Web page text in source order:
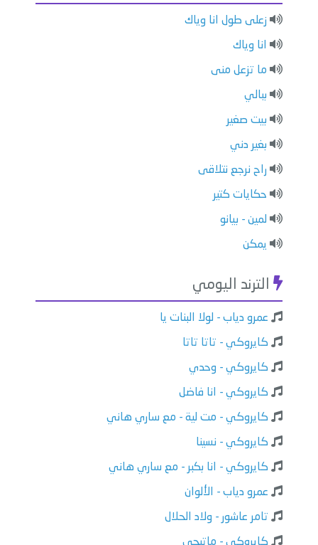
زعلى طول انا وياك
انا وياك
ما تزعل منى
ببالي
بيت صغير
بغير دني
راح نرجع نتلاقى
حكايات كتير
لمين - بيانو
يمكن
الترند اليومي
عمرو دياب - لولا البنات يا
كايروكي - تاتا تاتا
كايروكي - وحدي
كايروكي - انا فاضل
كايروكي - مت لية - مع ساري هاني
كايروكي - نسينا
كايروكي - انا بكبر - مع ساري هاني
عمرو دياب - الألوان
تامر عاشور - ولاد الحلال
كايروكي - ماتيجي